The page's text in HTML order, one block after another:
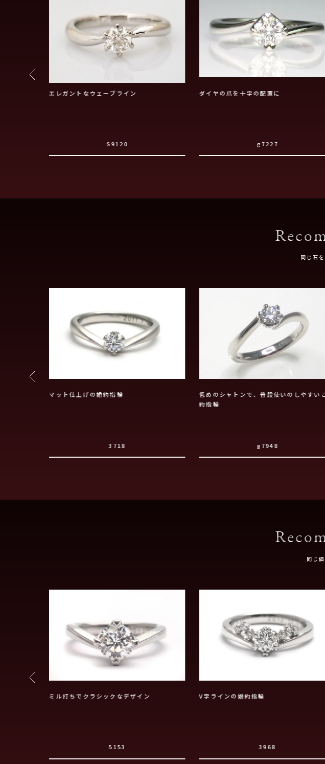
エレガントなウェーブライン
S9120
ダイヤの爪を十字の配置に
g7227
同じ石
マット仕上げの婚約指輪
3718
低めのシャトンで、普段使いのしやすい
約指輪
g7948
同じ
ミル打ちでクラシックなデザイン
5153
V字ラインの婚約指輪
3968